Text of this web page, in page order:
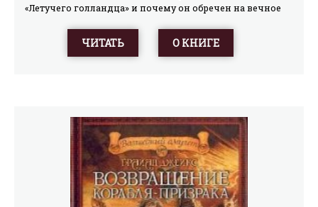
«Летучего голландца» и почему он обречен на вечное
существа на земле знают это, и лишь они могут
рассказать эту историю... Брайан Джейкс, автор
книге есть страшные тайны, загадочные события и
настоящие приключения. Но приключения здесь
только начинаются...
ЧИТАТЬ О КНИГЕ